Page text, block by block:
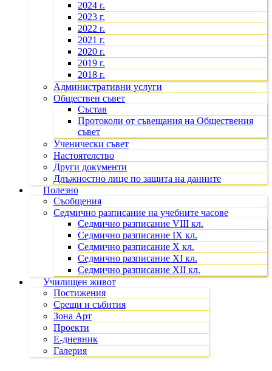
2024 г.
2023 г.
2022 г.
2021 г.
2020 г.
2019 г.
2018 г.
Административни услуги
Обществен съвет
Състав
Протоколи от съвещания на Обществения
съвет
Ученически съвет
Настоятелство
Други документи
Длъжностно лице по защита на данните
Полезно
Съобщения
Седмично разписание на учебните часове
Седмично разписание VIII кл.
Седмично разписание IX кл.
Седмично разписание X кл.
Седмично разписание XI кл.
Седмично разписание XII кл.
Училищен живот
Постижения
Срещи и събития
Зона Арт
Проекти
Е-дневник
Галерия